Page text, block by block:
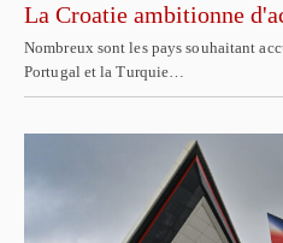
La Croatie ambitionne
Nombreux sont les pays souhaitant
Portugal et la Turquie…